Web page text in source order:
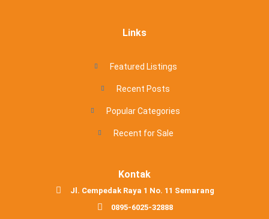
Links
Featured Listings
Recent Posts
Popular Categories
Recent for Sale
Kontak
Jl. Cempedak Raya 1 No. 11 Semarang
0895-6025-32888